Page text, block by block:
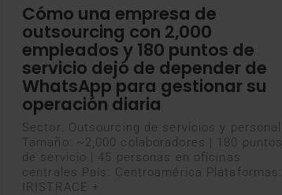
Cómo una empresa de
outsourcing con 2,000
empleados y 180 puntos de
servicio dejó de depender de
WhatsApp para gestionar su
operación diaria
Sector: Outsourcing de servicios y personal
Tamaño: ~2,000 colaboradores | 180 puntos
de servicio | 45 personas en oficinas
centrales País: Centroamérica Plataformas:
IRISTRACE +